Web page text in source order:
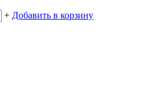
+ Добавить в корзину